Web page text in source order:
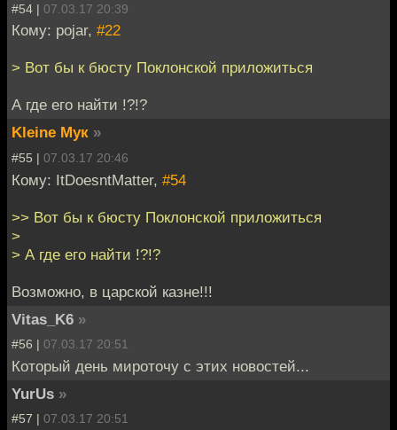
#54 | 07.03.17 20:39
Кому: pojar, #22
> Вот бы к бюсту Поклонской приложиться
А где его найти !?!?
Kleine Мук »
#55 | 07.03.17 20:46
Кому: ItDoesntMatter, #54
>> Вот бы к бюсту Поклонской приложиться
>
> А где его найти !?!?
Возможно, в царской казне!!!
Vitas_K6 »
#56 | 07.03.17 20:51
Который день мироточу с этих новостей...
YurUs »
#57 | 07.03.17 20:51